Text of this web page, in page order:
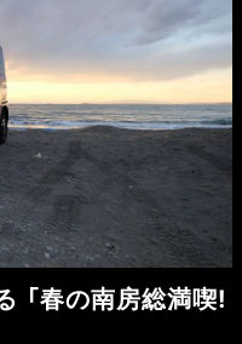
「春の南房総満喫!